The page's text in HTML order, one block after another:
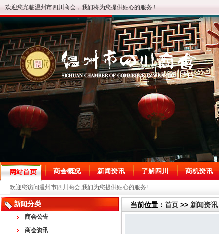
欢迎您光临温州市四川商会，我们将为您提供贴心的服务！
网站首页
欢迎您访问温州市四川商会,我们为您提供贴心的服务!
商会概况 新闻资讯 了解四川 商机资讯
新闻分类
商会公告
商会资讯
当前位置： 首页 >> 新闻资讯